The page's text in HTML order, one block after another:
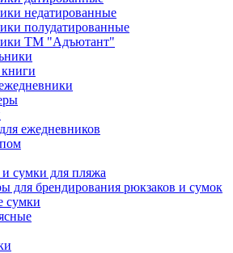
недатированные
полудатированные
ТМ "Адъютант"
ежедневников
сумки для пляжа
для брендирования рюкзаков и сумок
сумки